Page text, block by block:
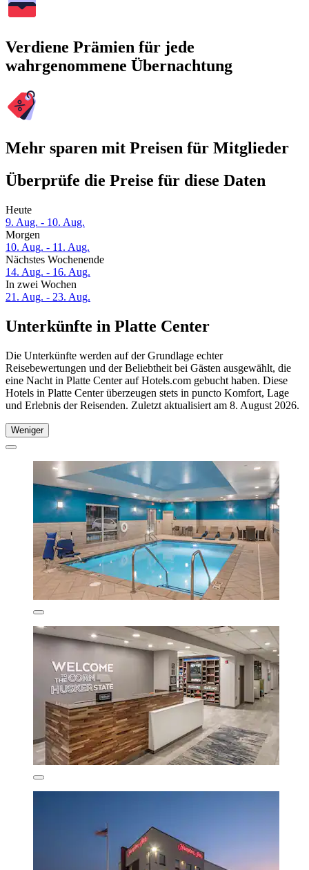
Verdiene Prämien für jede
wahrgenommene Übernachtung
Mehr sparen mit Preisen für Mitglieder
Überprüfe die Preise für diese Daten
Heute
9. Aug. - 10. Aug.
Morgen
10. Aug. - 11. Aug.
Nächstes Wochenende
14. Aug. - 16. Aug.
In zwei Wochen
21. Aug. - 23. Aug.
Unterkünfte in Platte Center
Die Unterkünfte werden auf der Grundlage echter
Reisebewertungen und der Beliebtheit bei Gästen ausgewählt, die
eine Nacht in Platte Center auf Hotels.com gebucht haben. Diese
Hotels in Platte Center überzeugen stets in puncto Komfort, Lage
und Erlebnis der Reisenden. Zuletzt aktualisiert am 8. August 2026.
Weniger